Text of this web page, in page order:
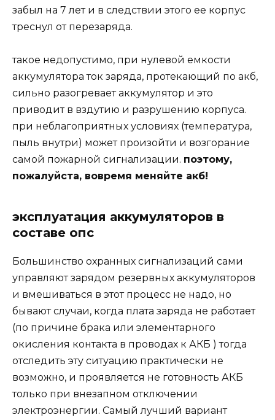
забыл на 7 лет и в следствии этого ее корпус
треснул от перезаряда.
такое недопустимо, при нулевой емкости
аккумулятора ток заряда, протекающий по акб,
сильно разогревает аккумулятор и это
приводит в вздутию и разрушению корпуса.
при неблагоприятных условиях (температура,
пыль внутри) может произойти и возгорание
самой пожарной сигнализации. поэтому,
пожалуйста, вовремя меняйте акб!
эксплуатация аккумуляторов в
составе опс
Большинство охранных сигнализаций сами
управляют зарядом резервных аккумуляторов
и вмешиваться в этот процесс не надо, но
бывают случаи, когда плата заряда не работает
(по причине брака или элементарного
окисления контакта в проводах к АКБ ) тогда
отследить эту ситуацию практически не
возможно, и проявляется не готовность АКБ
только при внезапном отключении
электроэнергии. Самый лучший вариант